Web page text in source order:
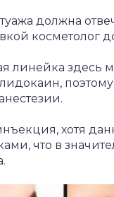
должна
косметолог
линейка здесь
хотя
что в